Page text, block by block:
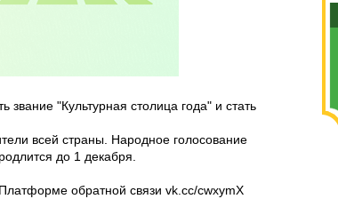
звание "Культурная столица года" и стать
всей страны. Народное голосование
до 1 декабря.
обратной связи vk.cc/cwxymX